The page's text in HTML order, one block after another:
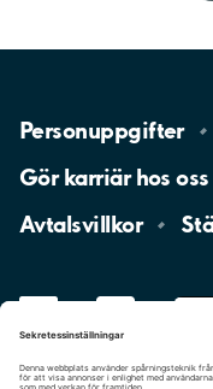
Personuppgifter
Gör karriär hososs
Avtalsvillkor